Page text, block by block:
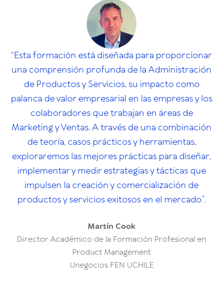
“Esta formación está diseñada para proporcionar
una comprensión profunda de la Administración
de Productos y Servicios, su impacto como
palanca de valor empresarial en las empresas y los
colaboradores que trabajan en áreas de
Marketing y Ventas. A través de una combinación
de teoría, casos prácticos y herramientas,
exploraremos las mejores prácticas para diseñar,
implementar y medir estrategias y tácticas que
impulsen la creación y comercialización de
productos y servicios exitosos en el mercado”.
Martín Cook
Director Académico de la Formación Profesional en
Product Management
Unegocios FEN UCHILE